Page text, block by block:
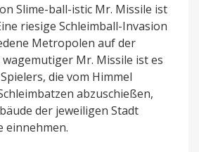
Slime-ball-istic Mr. Missile ist
riesige Schleimball-Invasion
Metropolen auf der
wagemutiger Mr. Missile ist es
die vom Himmel
abzuschießen,
der jeweiligen Stadt
einnehmen.